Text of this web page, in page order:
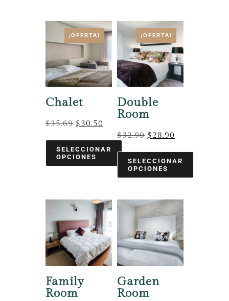
¡OFERTA!
Chalet
$35.69 $30.50
SELECCIONAR
OPCIONES
¡OFERTA!
Double
Room
$32.90 $28.90
SELECCIONAR
OPCIONES
Family
Room
Garden
Room